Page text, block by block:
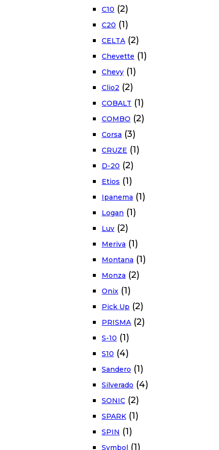
C10 (2)
C20 (1)
CELTA (2)
Chevette (1)
Chevy (1)
Clio2 (2)
COBALT (1)
COMBO (2)
Corsa (3)
CRUZE (1)
D-20 (2)
Etios (1)
Ipanema (1)
Logan (1)
Luv (2)
Meriva (1)
Montana (1)
Monza (2)
Onix (1)
Pick Up (2)
PRISMA (2)
S-10 (1)
S10 (4)
Sandero (1)
Silverado (4)
SONIC (2)
SPARK (1)
SPIN (1)
Symbol (1)